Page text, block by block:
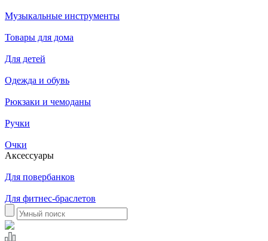
Музыкальные инструменты
Товары для дома
Для детей
Одежда и обувь
Рюкзаки и чемоданы
Ручки
Очки
Аксессуары
Для повербанков
Для фитнес-браслетов